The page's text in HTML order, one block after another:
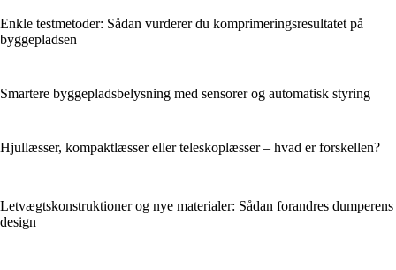
Enkle testmetoder: Sådan vurderer du komprimeringsresultatet på
byggepladsen
Smartere byggepladsbelysning med sensorer og automatisk styring
Hjullæsser, kompaktlæsser eller teleskoplæsser – hvad er forskellen?
Letvægtskonstruktioner og nye materialer: Sådan forandres dumperens
design